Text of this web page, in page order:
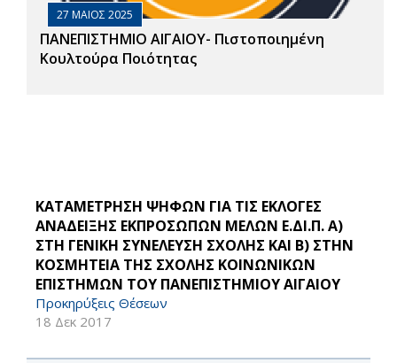
27 ΜΑΙΟΣ 2025
ΠΑΝΕΠΙΣΤΗΜΙΟ ΑΙΓΑΙΟΥ- Πιστοποιημένη
Κουλτούρα Ποιότητας
ΚΑΤΑΜΕΤΡΗΣΗ ΨΗΦΩΝ ΓΙΑ ΤΙΣ ΕΚΛΟΓΕΣ
ΑΝΑΔΕΙΞΗΣ ΕΚΠΡΟΣΩΠΩΝ ΜΕΛΩΝ Ε.ΔΙ.Π. Α)
ΣΤΗ ΓΕΝΙΚΗ ΣΥΝΕΛΕΥΣΗ ΣΧΟΛΗΣ ΚΑΙ Β) ΣΤΗΝ
ΚΟΣΜΗΤΕΙΑ ΤΗΣ ΣΧΟΛΗΣ ΚΟΙΝΩΝΙΚΩΝ
ΕΠΙΣΤΗΜΩΝ ΤΟΥ ΠΑΝΕΠΙΣΤΗΜΙΟΥ ΑΙΓΑΙΟΥ
Προκηρύξεις Θέσεων
18 Δεκ 2017